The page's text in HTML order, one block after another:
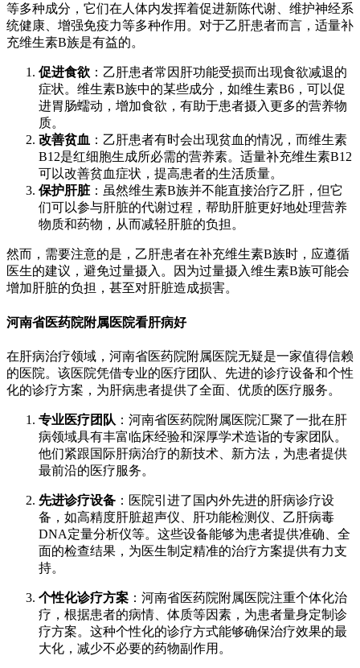
等多种成分，它们在人体内发挥着促进新陈代谢、维护神经系
统健康、增强免疫力等多种作用。对于乙肝患者而言，适量补
充维生素B族是有益的。
促进食欲 ：乙肝患者常因肝功能受损而出现食欲减退的
症状。维生素B族中的某些成分，如维生素B6，可以促
进胃肠蠕动，增加食欲，有助于患者摄入更多的营养物
质。
改善贫血 ：乙肝患者有时会出现贫血的情况，而维生素
B12是红细胞生成所必需的营养素。适量补充维生素B12
可以改善贫血症状，提高患者的生活质量。
保护肝脏：虽然维生素B族并不能直接治疗乙肝，但它
们可以参与肝脏的代谢过程，帮助肝脏更好地处理营养
物质和药物，从而减轻肝脏的负担。
然而，需要注意的是，乙肝患者在补充维生素B族时，应遵循
医生的建议，避免过量摄入。因为过量摄入维生素B族可能会
增加肝脏的负担，甚至对肝脏造成损害。
河南省医药院附属医院看肝病好
在肝病治疗领域，河南省医药院附属医院无疑是一家值得信赖
的医院。该医院凭借专业的医疗团队、先进的诊疗设备和个性
化的诊疗方案，为肝病患者提供了全面、优质的医疗服务。
专业医疗团队 ：河南省医药院附属医院汇聚了一批在肝
病领域具有丰富临床经验和深厚学术造诣的专家团队。
他们紧跟国际肝病治疗的新技术、新方法，为患者提供
最前沿的医疗服务。
先进诊疗设备 ：医院引进了国内外先进的肝病诊疗设
备，如高精度肝脏超声仪、肝功能检测仪、乙肝病毒
DNA定量分析仪等。这些设备能够为患者提供准确、全
面的检查结果，为医生制定精准的治疗方案提供有力支
持。
个性化诊疗方案 ：河南省医药院附属医院注重个体化治
疗，根据患者的病情、体质等因素，为患者量身定制诊
疗方案。这种个性化的诊疗方式能够确保治疗效果的最
大化，减少不必要的药物副作用。